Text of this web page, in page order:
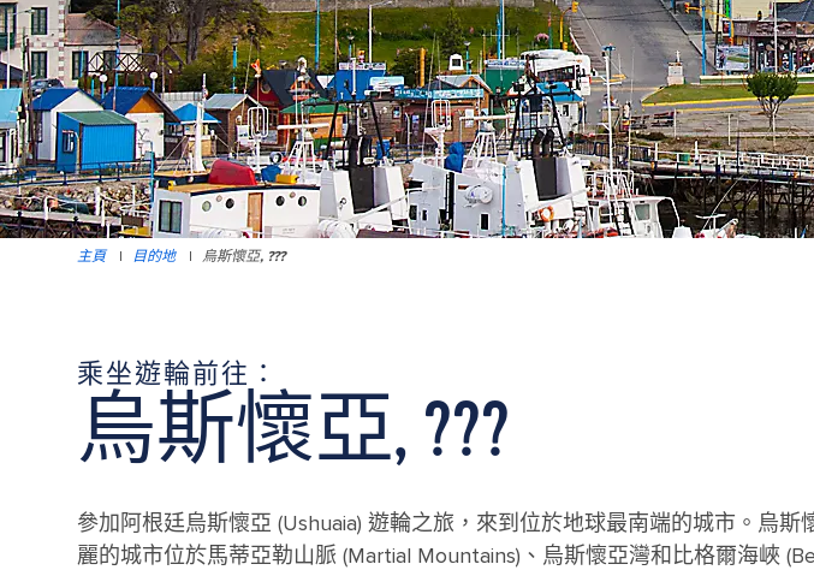
主頁 | 目的地 | 烏斯懷亞, ???
乘坐遊輪前往：
烏斯懷亞, ???
參加阿根廷烏斯懷亞 (Ushuaia) 遊輪之旅，來到位於地球最南端的城市。烏斯
麗的城市位於馬蒂亞勒山脈 (Martial Mountains)、烏斯懷亞灣和比格爾海峽